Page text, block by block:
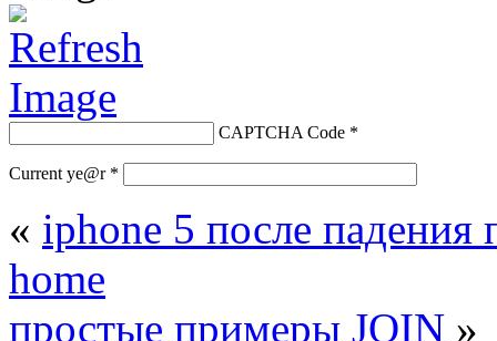
CAPTCHA Code *
Current ye@r *
« iphone 5 после падения
home
простые примеры JOIN »